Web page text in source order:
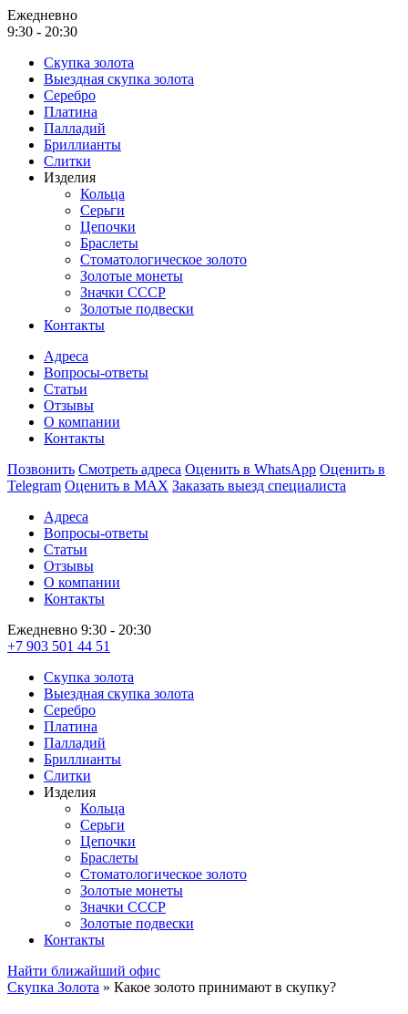
Ежедневно
9:30 - 20:30
Скупка золота
Выездная скупка золота
Серебро
Платина
Палладий
Бриллианты
Слитки
Изделия
Кольца
Серьги
Цепочки
Браслеты
Стоматологическое золото
Золотые монеты
Значки СССР
Золотые подвески
Контакты
Адреса
Вопросы-ответы
Статьи
Отзывы
О компании
Контакты
Позвонить Смотреть адреса Оценить в WhatsApp Оценить в
Telegram Оценить в MAX Заказать выезд специалиста
Адреса
Вопросы-ответы
Статьи
Отзывы
О компании
Контакты
Ежедневно 9:30 - 20:30
+7 903 501 44 51
Скупка золота
Выездная скупка золота
Серебро
Платина
Палладий
Бриллианты
Слитки
Изделия
Кольца
Серьги
Цепочки
Браслеты
Стоматологическое золото
Золотые монеты
Значки СССР
Золотые подвески
Контакты
Найти ближайший офис
Скупка Золота » Какое золото принимают в скупку?